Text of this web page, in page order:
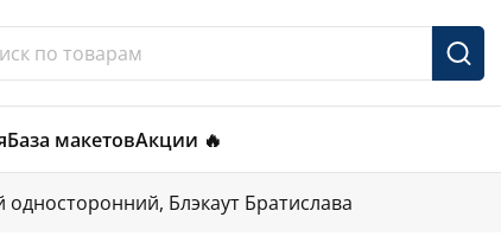
База макетовАкции 🔥
Блэкаут Братислава